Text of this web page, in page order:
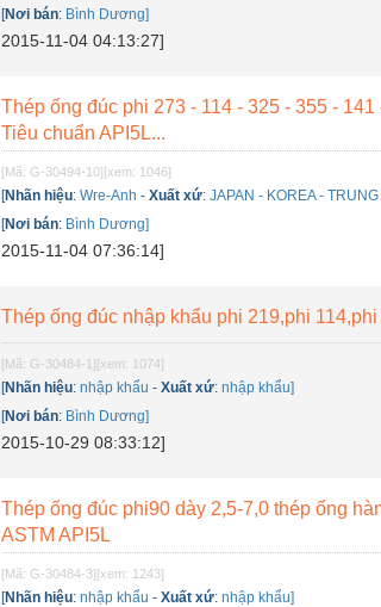
[Nơi bán: Bình Dương]
2015-11-04 04:13:27]
Thép ống đúc phi 273 - 114 - 325 - 355 - 141
Tiêu chuẩn API5L...
[Mã: G-30494-10][xem: 1046]
[Nhãn hiệu:Wre-Anh -Xuất xứ:JAPAN - KOREA -
[Nơi bán: Bình Dương]
2015-11-04 07:36:14]
Thép ống đúc nhập khẩu phi 219,phi
[Mã: G-30484-1][xem: 1074]
[Nhãn hiệu:nhập khẩu -Xuất xứ:nhập khẩu]
[Nơi bán: Bình Dương]
2015-10-29 08:33:12]
Thép ống đúc phi90 dày 2,5-7,0 thép ống
ASTM API5L
[Mã: G-30484-3][xem: 1243]
[Nhãn hiệu:nhập khẩu -Xuất xứ:nhập khẩu]